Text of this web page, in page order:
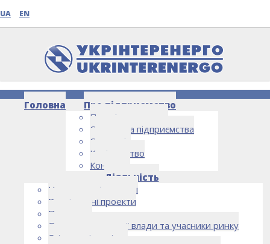
UA EN
Головна
Про підприємство
Про підприємство
Структура підприємства
Стратегія
Керівництво
Контакти
Діяльність
Напрямки діяльності
Реалізовані проекти
Партнери
Органи державної влади та учасники ринку
Спільна діяльність
НОВИНИ